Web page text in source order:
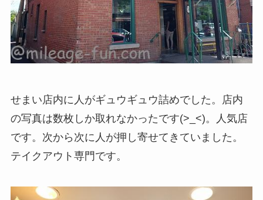
せまい店内に人がギュウギュウ詰めでした。店内
の写真は数枚しか取れなかったです(>_<)。人気店
です。次から次に人が押し寄せてきていました。
テイクアウト専門です。